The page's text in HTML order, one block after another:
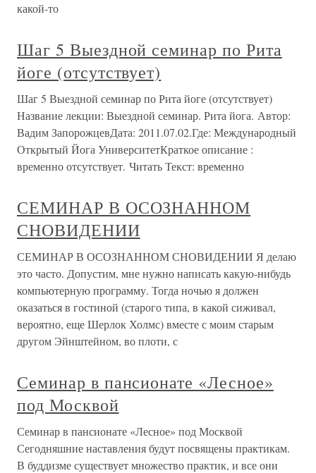
какой-то
Шаг 5 Выездной семинар по Рита
йоге (отсутствует)
Шаг 5 Выездной семинар по Рита йоге (отсутствует)
Название лекции: Выездной семинар. Рита йога. Автор:
Вадим ЗапорожцевДата: 2011.07.02.Где: Международный
Открытый Йога УниверситетКраткое описание :
временно отсутствует. Читать Текст: временно
СЕМИНАР В ОСОЗНАННОМ
СНОВИДЕНИИ
СЕМИНАР В ОСОЗНАННОМ СНОВИДЕНИИ Я делаю
это часто. Допустим, мне нужно написать какую-нибудь
компьютерную программу. Тогда ночью я должен
оказаться в гостиной (старого типа, в какой сиживал,
вероятно, еще Шерлок Холмс) вместе с моим старым
другом Эйнштейном, во плоти, с
Семинар в пансионате «Лесное»
под Москвой
Семинар в пансионате «Лесное» под Москвой
Сегодняшние наставления будут посвящены практикам.
В буддизме существует множество практик, и все они